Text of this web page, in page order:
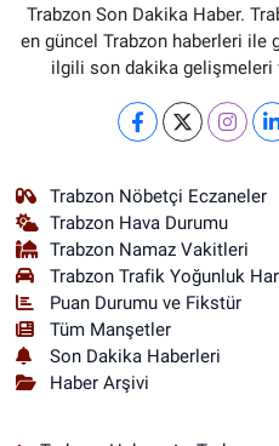
Trabzon Son Dakika Haber.
en güncel Trabzon haberleri ile
ilgili son dakika gelişmeleri
Trabzon Nöbetçi Eczaneler
Trabzon Hava Durumu
Trabzon Namaz Vakitleri
Trabzon Trafik Yoğunluk
Puan Durumu ve Fikstür
Tüm Manşetler
Son Dakika Haberleri
Haber Arşivi